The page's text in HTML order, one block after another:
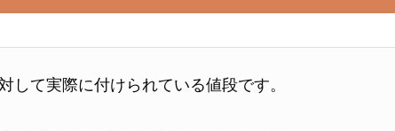
して実際に付けられている値段です。